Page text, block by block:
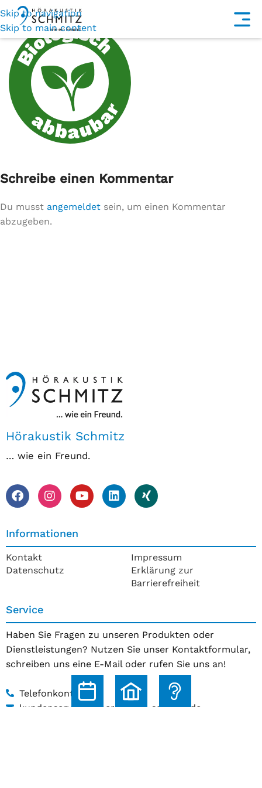
Skip to navigation
Skip to main content
Schreibe einen Kommentar
Du musst angemeldet sein, um einen Kommentar
abzugeben.
Hörakustik Schmitz
… wie ein Freund.
Informationen
Kontakt
Datenschutz
Impressum
Erklärung zur
Barrierefreiheit
Service
Haben Sie Fragen zu unseren Produkten oder
Dienstleistungen? Nutzen Sie unser Kontaktformular,
schreiben uns eine E-Mail oder rufen Sie uns an!
Telefonkontakt
kundenservice@hoerakustik-schmitz.de